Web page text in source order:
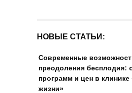
НОВЫЕ СТАТЬИ:
Современные
преодоления бесплодия:
программ и цен в клинике
жизни»